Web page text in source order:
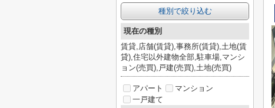
種別で絞り込む
現在の種別
賃貸,店舗(賃貸),事務所(賃貸),土地(賃
貸),住宅以外建物全部,駐車場,マンシ
ョン(売買),戸建(売買),土地(売買)
アパート
マンション
一戸建て